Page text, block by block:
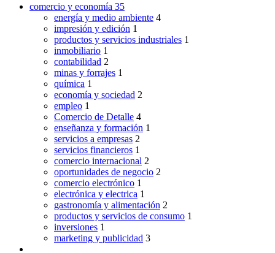
comercio y economía 35
energía y medio ambiente 4
impresión y edición 1
productos y servicios industriales 1
inmobiliario 1
contabilidad 2
minas y forrajes 1
química 1
economía y sociedad 2
empleo 1
Comercio de Detalle 4
enseñanza y formación 1
servicios a empresas 2
servicios financieros 1
comercio internacional 2
oportunidades de negocio 2
comercio electrónico 1
electrónica y electrica 1
gastronomía y alimentación 2
productos y servicios de consumo 1
inversiones 1
marketing y publicidad 3